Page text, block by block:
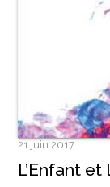
21 juin 2017
L’Enfant